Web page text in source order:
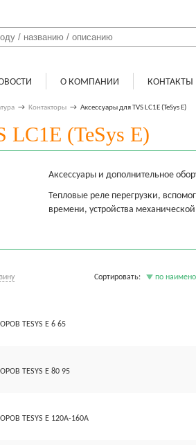
О КОМПАНИИ КОНТАКТЫ
→ Контакторы → Аксессуары для TVS LC1E (TeSys E)
LC1E (TeSys E)
Аксессуары и дополнительное
Тепловые реле перегрузки,
времени, устройства
Сортировать: по
TESYS E 6 65
TESYS E 80 95
TESYS E 120А-160А